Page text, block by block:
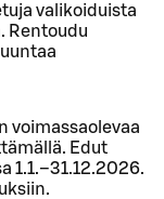
valikoiduista
Rentoudu
voimassaolevaa
Edut
1.1.–31.12.2026.